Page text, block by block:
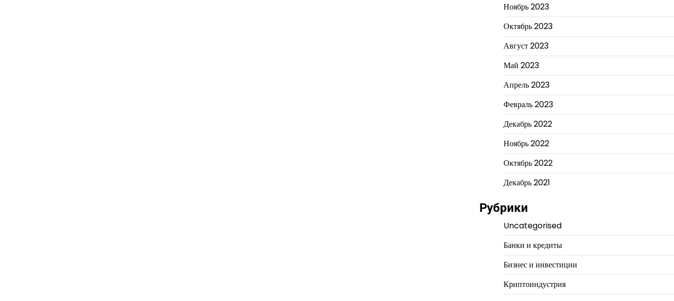
Ноябрь 2023
Октябрь 2023
Август 2023
Май 2023
Апрель 2023
Февраль 2023
Декабрь 2022
Ноябрь 2022
Октябрь 2022
Декабрь 2021
Рубрики
Uncategorised
Банки и кредиты
Бизнес и инвестиции
Криптоиндустрия